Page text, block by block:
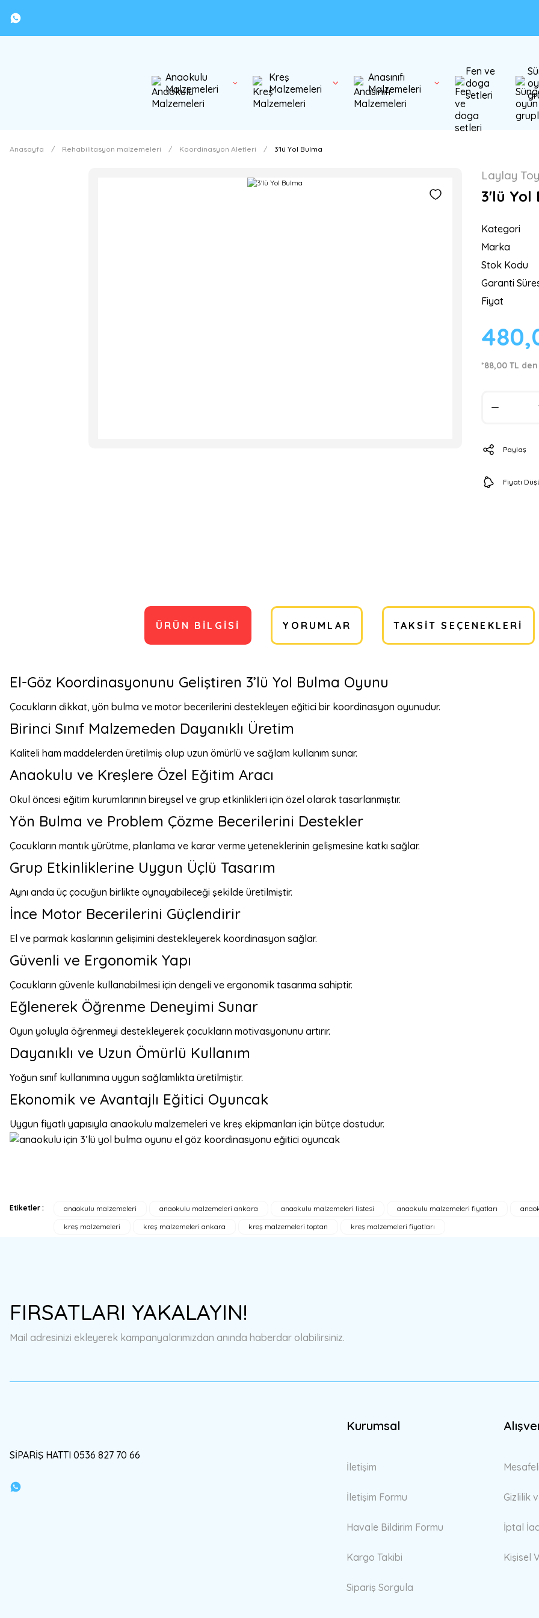
Anaokulu
Malzemeleri
Kreş
Malzemeleri
Anasınıfı
Malzemeleri
Fen ve
doga
setleri
Anasayfa Rehabilitasyon malzemeleri Koordinasyon Aletleri 3'lü Yol Bulma
Laylay
3'lü Yol
Kategori
Marka
Stok Kodu
Garanti
Fiyat
*88,00 TL
Paylaş
Fiyatı
ÜRÜN BILGISI YORUMLAR TAKSIT SEÇENEKLERI
El-Göz Koordinasyonunu Geliştiren 3’lü Yol Bulma Oyunu
Çocukların dikkat, yön bulma ve motor becerilerini destekleyen eğitici bir koordinasyon oyunudur.
Birinci Sınıf Malzemeden Dayanıklı Üretim
Kaliteli ham maddelerden üretilmiş olup uzun ömürlü ve sağlam kullanım sunar.
Anaokulu ve Kreşlere Özel Eğitim Aracı
Okul öncesi eğitim kurumlarının bireysel ve grup etkinlikleri için özel olarak tasarlanmıştır.
Yön Bulma ve Problem Çözme Becerilerini Destekler
Çocukların mantık yürütme, planlama ve karar verme yeteneklerinin gelişmesine katkı sağlar.
Grup Etkinliklerine Uygun Üçlü Tasarım
Aynı anda üç çocuğun birlikte oynayabileceği şekilde üretilmiştir.
İnce Motor Becerilerini Güçlendirir
El ve parmak kaslarının gelişimini destekleyerek koordinasyon sağlar.
Güvenli ve Ergonomik Yapı
Çocukların güvenle kullanabilmesi için dengeli ve ergonomik tasarıma sahiptir.
Eğlenerek Öğrenme Deneyimi Sunar
Oyun yoluyla öğrenmeyi destekleyerek çocukların motivasyonunu artırır.
Dayanıklı ve Uzun Ömürlü Kullanım
Yoğun sınıf kullanımına uygun sağlamlıkta üretilmiştir.
Ekonomik ve Avantajlı Eğitici Oyuncak
Uygun fiyatlı yapısıyla anaokulu malzemeleri ve kreş ekipmanları için bütçe dostudur.
Görüş ve önerileriniz için teşekkür ederiz.
Ürün fiyatı diğer sitelerden daha pahalı.
Etiketler : anaokulu malzemeleri anaokulu malzemeleri ankara anaokulu malzemeleri listesi anaokulu malzemeleri fiyatları
kreş malzemeleri
kreş malzemeleri ankara kreş malzemeleri toptan kreş malzemeleri fiyatları
FIRSATLARI YAKALAYIN!
Mail adresinizi ekleyerek kampanyalarımızdan anında haberdar olabilirsiniz.
SİPARİŞ HATTI 0536 827 70 66
Kurumsal
İletişim
İletişim Formu
Havale Bildirim Formu
Kargo Takibi
Sipariş Sorgula
Gizlilik
İptal
Kişisel